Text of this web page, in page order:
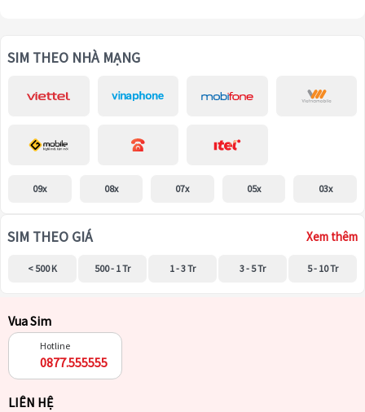
SIM THEO NHÀ MẠNG
09x 08x 07x 05x 03x
SIM THEO GIÁ Xem thêm
< 500 K 500 - 1 Tr 1 - 3 Tr 3 - 5 Tr 5 - 10 Tr
Vua Sim
Hotline
0877.555555
LIÊN HỆ